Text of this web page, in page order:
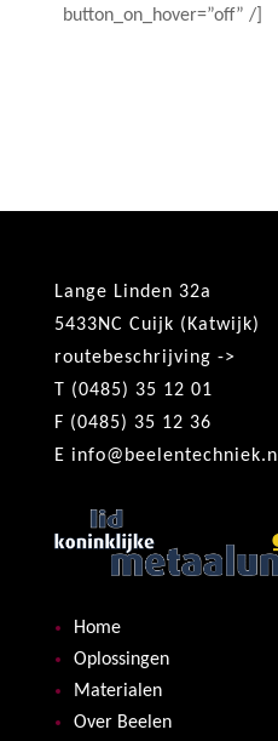
button_on_hover=”off” /]
Lange Linden 32a
5433NC Cuijk (Katwijk)
routebeschrijving ->
T (0485) 35 12 01
F (0485) 35 12 36
E info@beelentechniek.n
Home
Oplossingen
Materialen
Over Beelen